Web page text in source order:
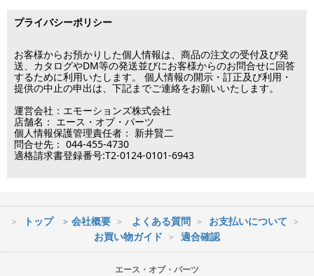
※メーカー発注品は除きます。
※最短到着をご希望の場合、時間指定不可の地域があります。
※配送業者の状況により荷物に遅延が生じる場合もございますので
この日は出荷業務を行いませんので予めご了承下さい。
■営業日
営業時間：09:30～17:30
（電話対応休止時間：12:00～13:00）
土日祝日は出荷業務のみ行います。
土日祝日は電話・メールのお問い合わせ返信は
プライバシーポリシー
お客様からお預かりした個人情報は、商品の注文の受付及び発
送、カタログやDM等の発送並びにお客様からのお問合せに回答
するために利用いたします。 個人情報の開示・訂正及び利用・
提供の中止の申出は、下記までご連絡をお願いいたします。
運営会社：エモーションズ株式会社
店舗名： エース・オブ・パーツ
個人情報保護管理責任者： 新井賢二
問合せ先： 044-455-4730
適格請求書登録番号:T2-0124-0101-6943
トップ 会社概要 よくある質問
お支払いについて
お買い物ガイド
適合確認
エース・オブ・パーツ